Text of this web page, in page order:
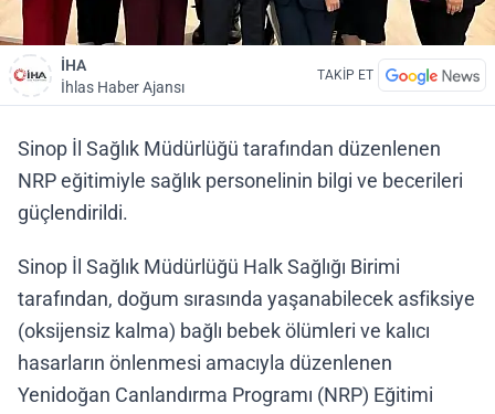
İHA
İhlas Haber Ajansı
TAKİP ET
Sinop İl Sağlık Müdürlüğü tarafından düzenlenen
NRP eğitimiyle sağlık personelinin bilgi ve becerileri
güçlendirildi.
Sinop İl Sağlık Müdürlüğü Halk Sağlığı Birimi
tarafından, doğum sırasında yaşanabilecek asfiksiye
(oksijensiz kalma) bağlı bebek ölümleri ve kalıcı
hasarların önlenmesi amacıyla düzenlenen
Yenidoğan Canlandırma Programı (NRP) Eğitimi